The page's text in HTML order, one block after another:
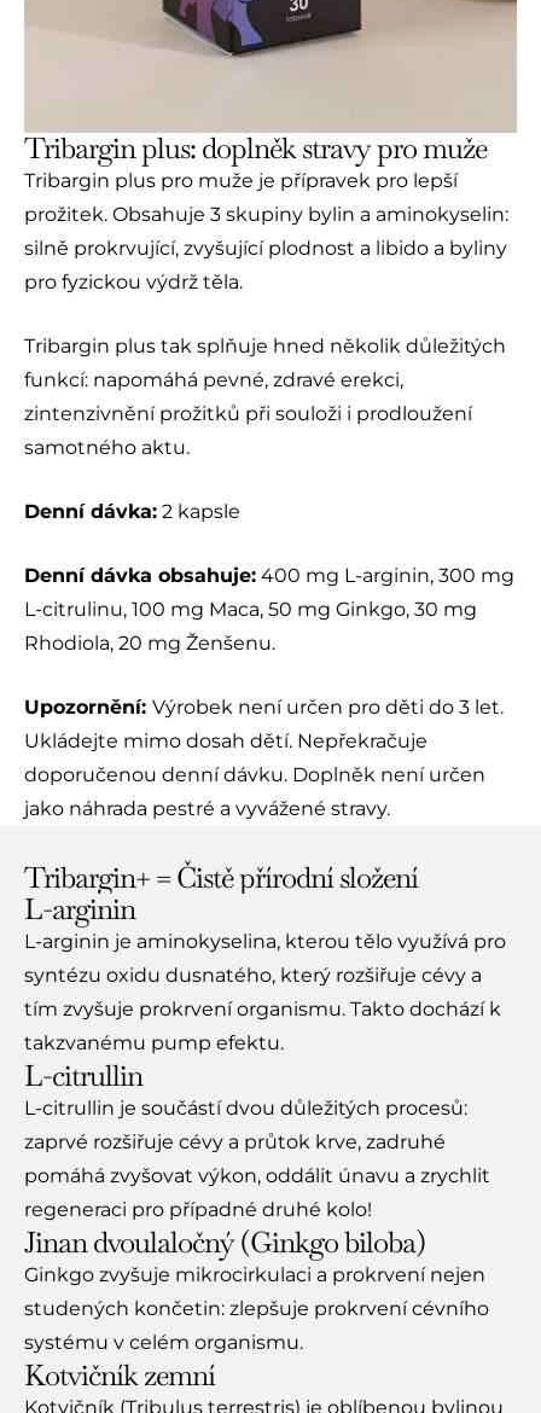
Tribargin plus: doplněk stravy pro muže
Tribargin plus pro muže je přípravek pro lepší
prožitek. Obsahuje 3 skupiny bylin a aminokyselin:
silně prokrvující, zvyšující plodnost a libido a byliny
pro fyzickou výdrž těla.
Tribargin plus tak splňuje hned několik důležitých
funkcí: napomáhá pevné, zdravé erekci,
zintenzivnění prožitků při souloži i prodloužení
samotného aktu.
Denní dávka: 2 kapsle
Denní dávka obsahuje: 400 mg L-arginin, 300 mg
L-citrulinu, 100 mg Maca, 50 mg Ginkgo, 30 mg
Rhodiola, 20 mg Ženšenu.
Upozornění: Výrobek není určen pro děti do 3 let.
Ukládejte mimo dosah dětí. Nepřekračuje
doporučenou denní dávku. Doplněk není určen
jako náhrada pestré a vyvážené stravy.
Tribargin+ = Čistě přírodní složení
L-arginin
L-arginin je aminokyselina, kterou tělo využívá pro
syntézu oxidu dusnatého, který rozšiřuje cévy a
tím zvyšuje prokrvení organismu. Takto dochází k
takzvanému pump efektu.
L-citrullin
L-citrullin je součástí dvou důležitých procesů:
zaprvé rozšiřuje cévy a průtok krve, zadruhé
pomáhá zvyšovat výkon, oddálit únavu a zrychlit
regeneraci pro případné druhé kolo!
Jinan dvoulaločný (Ginkgo biloba)​
Ginkgo zvyšuje mikrocirkulaci a prokrvení nejen
studených končetin: zlepšuje prokrvení cévního
systému v celém organismu.
Kotvičník zemní​
Kotvičník (Tribulus terrestris) je oblíbenou bylinou